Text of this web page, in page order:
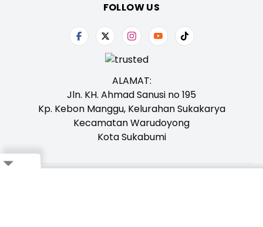
FOLLOW US
ALAMAT:
Jln. KH. Ahmad Sanusi no 195
Kp. Kebon Manggu, Kelurahan Sukakarya
Kecamatan Warudoyong
Kota Sukabumi